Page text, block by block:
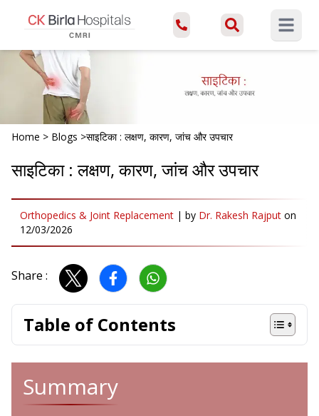
Open
Home > Blogs >साइटिका : लक्षण, कारण, जांच और उपचार
साइटिका : लक्षण, कारण, जांच और उपचार
Orthopedics & Joint Replacement | by Dr. Rakesh Rajput on
12/03/2026
Share :
Table of Contents
Summary